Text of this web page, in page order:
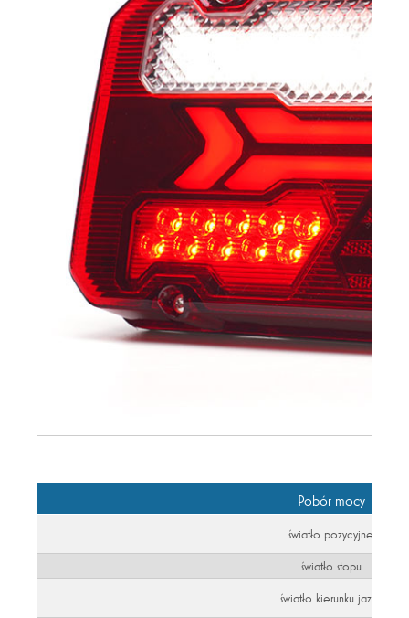
Pobór mocy
światło pozycyjne
światło stopu
światło kierunku jazdy